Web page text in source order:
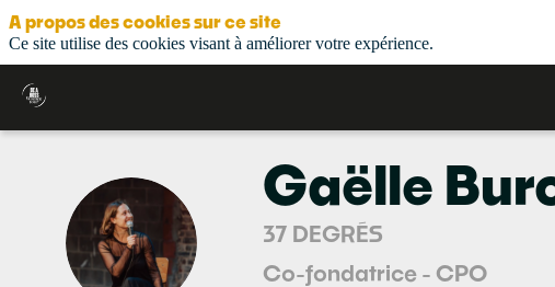
GB
Gaëlle
37 DEGRÉS
Co-fondatrice - CPO
A propos des cookies sur ce site
Ce site utilise des cookies visant à améliorer votre expérience.